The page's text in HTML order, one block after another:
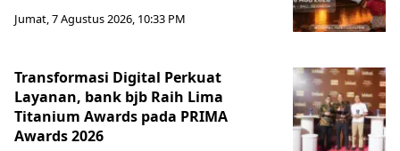
Jumat, 7 Agustus 2026, 10:33 PM
Transformasi Digital Perkuat
Layanan, bank bjb Raih Lima
Titanium Awards pada PRIMA
Awards 2026